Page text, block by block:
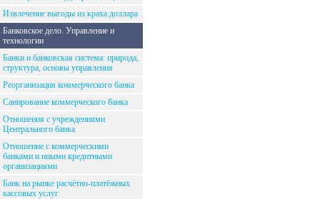
Извлечение выгоды из краха доллара
Банковское дело. Управление и
технологии
Банки и банковская система: природа,
структура, основы управления
Реорганизация коммерческого банка
Санирование коммерческого банка
Отношения с учреждениями
Центрального банка
Отношение с коммерческими
банками и иными кредитными
организациями
Банк на рынке расчётно-платёжных
кассовых услуг